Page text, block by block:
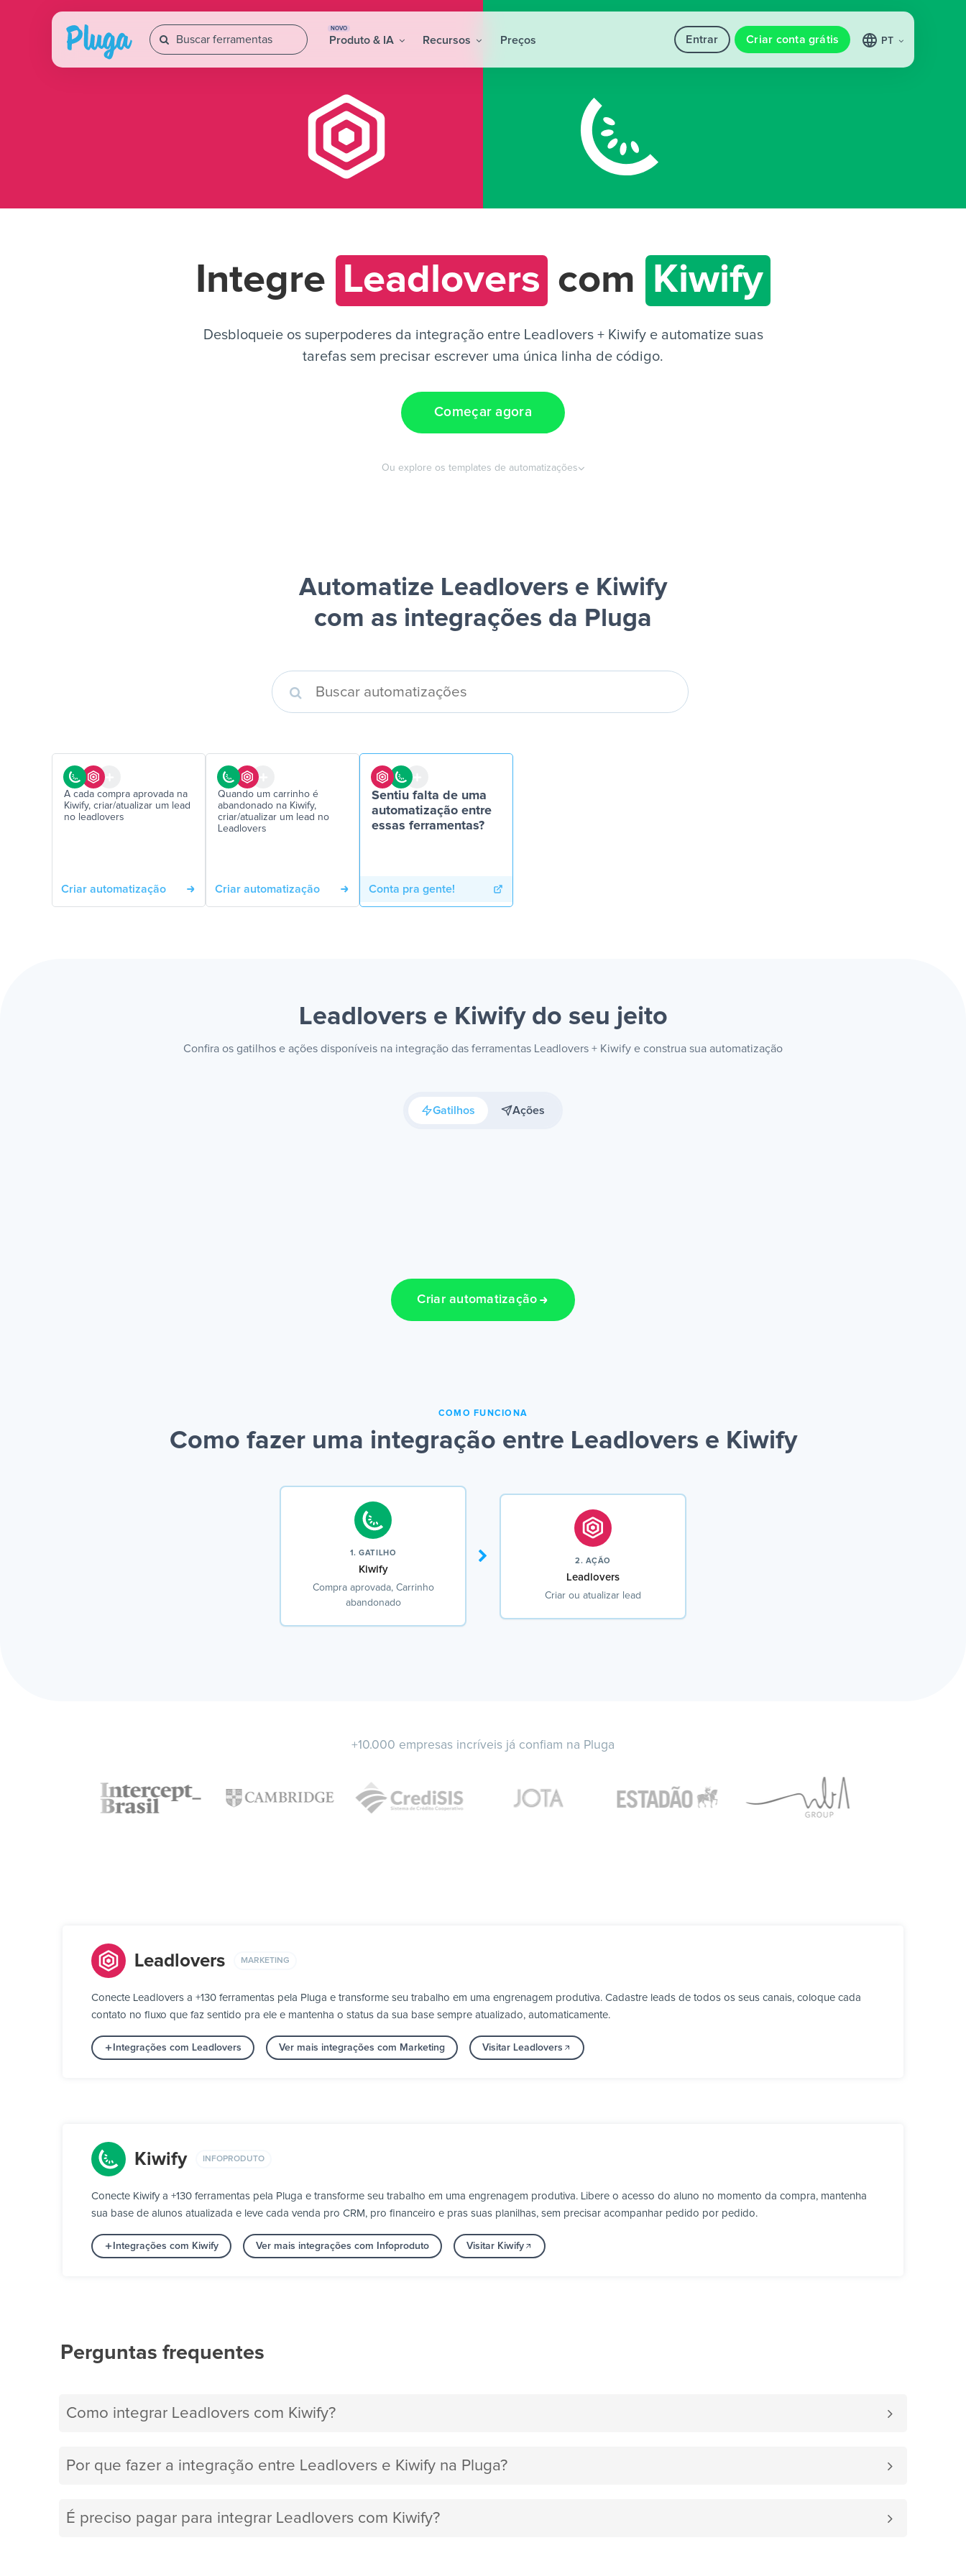
NOVO
Produto & IA Recursos Preços Entrar Criar conta grátis PT
Integre Leadlovers com Kiwify
Desbloqueie os superpoderes da integração entre Leadlovers + Kiwify e automatize suas
tarefas sem precisar escrever uma única linha de código.
Começar agora
Ou explore os templates de automatizações
Automatize Leadlovers e Kiwify
com as integrações da Pluga
A cada compra aprovada na
Kiwify, criar/atualizar um lead
no leadlovers
Criar automatização
Quando um carrinho é
abandonado na Kiwify,
criar/atualizar um lead no
Leadlovers
Criar automatização
Sentiu falta de uma
automatização entre
essas ferramentas?
Conta pra gente!
Leadlovers e Kiwify do seu jeito
Confira os gatilhos e ações disponíveis na integração das ferramentas Leadlovers + Kiwify e construa sua automatização
Gatilhos Ações
Criar automatização
COMO FUNCIONA
Como fazer uma integração entre Leadlovers e Kiwify
1. GATILHO
Kiwify
Compra aprovada, Carrinho
abandonado
2. AÇÃO
Leadlovers
Criar ou atualizar lead
+10.000 empresas incríveis já confiam na Pluga
Leadlovers MARKETING
Conecte Leadlovers a +130 ferramentas pela Pluga e transforme seu trabalho em uma engrenagem produtiva. Cadastre leads de todos os seus canais, coloque cada
contato no fluxo que faz sentido pra ele e mantenha o status da sua base sempre atualizado, automaticamente.
Integrações com Leadlovers Ver mais integrações com Marketing Visitar Leadlovers
Kiwify INFOPRODUTO
Conecte Kiwify a +130 ferramentas pela Pluga e transforme seu trabalho em uma engrenagem produtiva. Libere o acesso do aluno no momento da compra, mantenha
sua base de alunos atualizada e leve cada venda pro CRM, pro financeiro e pras suas planilhas, sem precisar acompanhar pedido por pedido.
Integrações com Kiwify Ver mais integrações com Infoproduto Visitar Kiwify
Perguntas frequentes
Como integrar Leadlovers com Kiwify?
Por que fazer a integração entre Leadlovers e Kiwify na Pluga?
É preciso pagar para integrar Leadlovers com Kiwify?